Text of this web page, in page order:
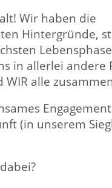
Wir haben die
Hintergründe,
in allerlei andere
WIR alle
(in unserem